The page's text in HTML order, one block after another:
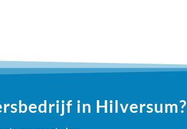
in Hilversum?